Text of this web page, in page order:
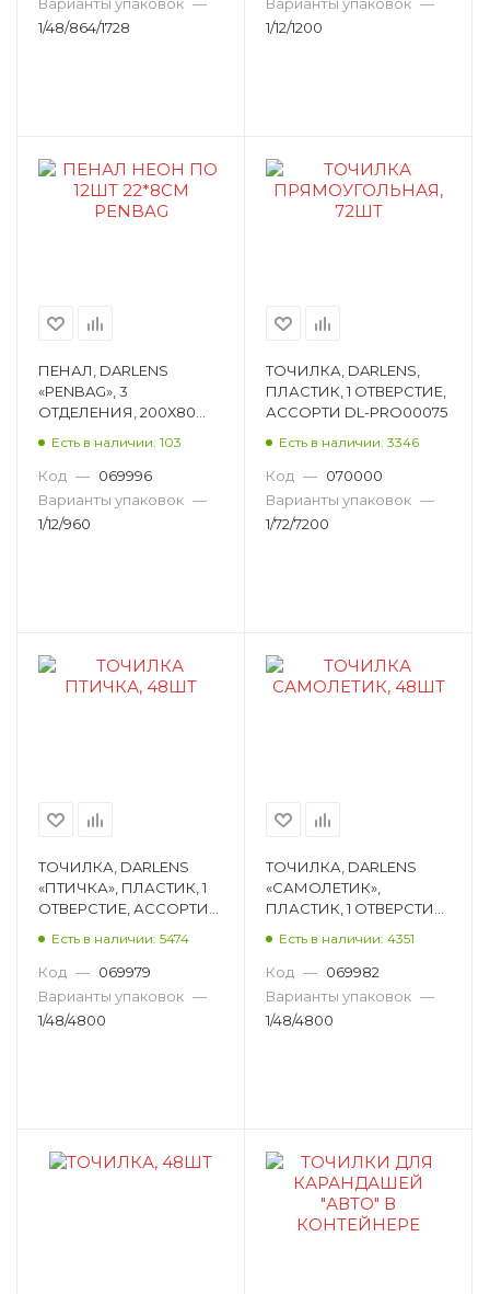
1/48/864/1728
1/12/1200
ПЕНАЛ, DARLENS
«PENBAG», 3
ОТДЕЛЕНИЯ, 200Х80
ПРЯМОУГОЛЬНЫЙ,
АССОРТИ DL-HBB000114
Есть в наличии: 103
Код — 069996
Варианты упаковок —
1/12/960
ТОЧИЛКА, DARLENS,
ПЛАСТИК, 1 ОТВЕРСТИЕ,
АССОРТИ DL-PRO00075
Есть в наличии: 3346
Код — 070000
Варианты упаковок —
1/72/7200
ТОЧИЛКА, DARLENS
«ПТИЧКА», ПЛАСТИК, 1
ОТВЕРСТИЕ, АССОРТИ
Есть в наличии: 5474
Код — 069979
Варианты упаковок —
1/48/4800
ТОЧИЛКА, DARLENS
«САМОЛЕТИК»,
ПЛАСТИК, 1 ОТВЕРСТИЕ,
Есть в наличии: 4351
Код — 069982
Варианты упаковок —
1/48/4800